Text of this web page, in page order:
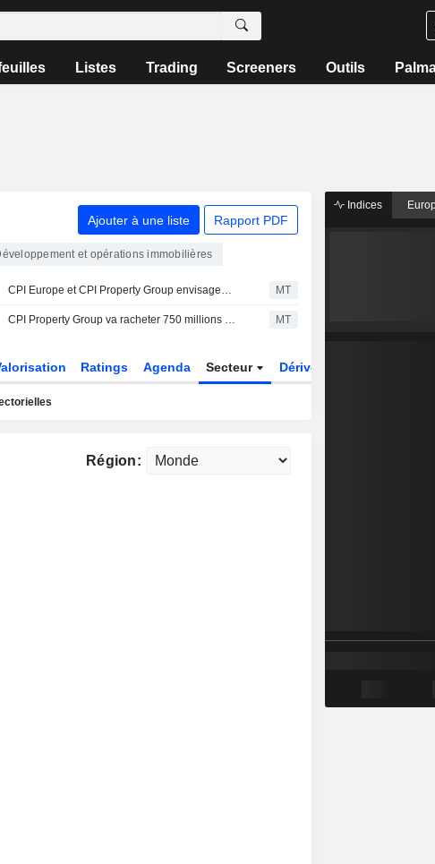
Listes Trading Screeners Outils
Ajouter à une liste Rapport PDF
et opérations immobilières
CPI Europe et CPI Property Group envisagent une fusion de leurs actifs commerciaux MT
CPI Property Group va racheter 750 millions d'euros d'obligations venant à échéance en 2027 MT
Ratings Agenda Secteur Dérivés
Région:
Indices